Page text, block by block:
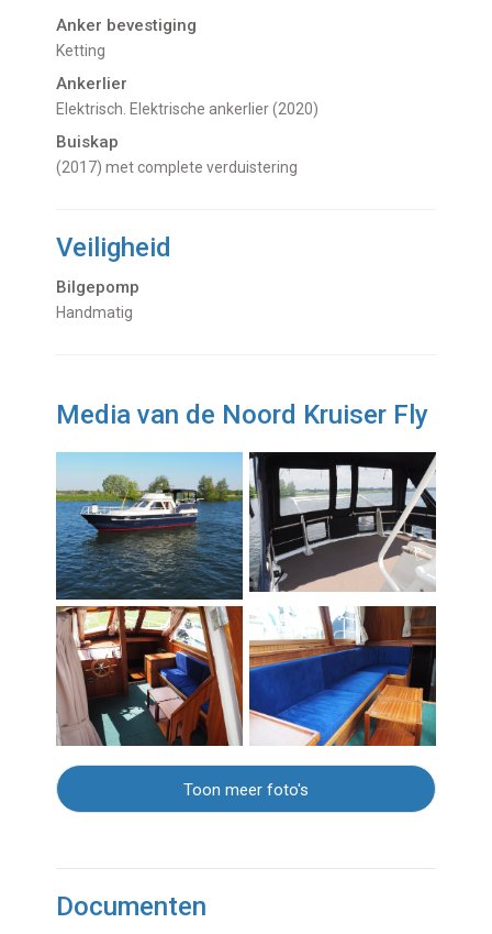
Anker bevestiging
Ketting
Ankerlier
Elektrisch. Elektrische ankerlier (2020)
Buiskap
(2017) met complete verduistering
Veiligheid
Bilgepomp
Handmatig
Media van de Noord Kruiser Fly
Toon meer foto's
Documenten